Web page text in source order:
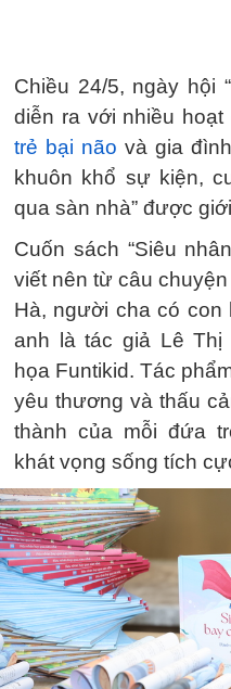
Chiều 24/5, ngày hội
diễn ra với nhiều
trẻ bại não và gia
khuôn khổ sự kiện,
qua sàn nhà” được
Cuốn sách “Siêu
viết nên từ câu
Hà, người cha có con
anh là tác giả Lê Thị
họa Funtikid. Tác
yêu thương và thấu
thành của mỗi đứa
khát vọng sống tích